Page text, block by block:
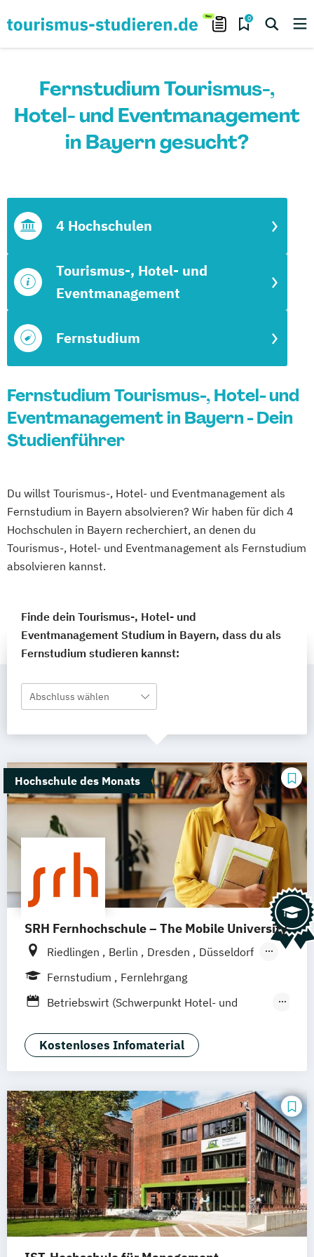
0
Fernstudium Tourismus-,
Hotel- und Eventmanagement
in Bayern gesucht?
Fernstudium
Tourismus-, Hotel- und
Eventmanagement
4 Hochschulen
Fernstudium Tourismus-, Hotel- und
Eventmanagement in Bayern - Dein
Studienführer
Du willst Tourismus-, Hotel- und Eventmanagement als
Fernstudium in Bayern absolvieren? Wir haben für dich 4
Hochschulen in Bayern recherchiert, an denen du
Tourismus-, Hotel- und Eventmanagement als Fernstudium
absolvieren kannst.
Finde dein Tourismus-, Hotel- und
Eventmanagement Studium in Bayern, dass du als
Fernstudium studieren kannst:
Abschluss wählen
Hochschule des Monats
SRH Fernhochschule – The Mobile University
Riedlingen Berlin Dresden
Düsseldorf
Hamburg
Hannover Köln
Mannheim
Wertheim Wien
Frankfurt am Main Hamm Zürich
Fernstudium
Fernlehrgang
Betriebswirt (Schwerpunkt Hotel- und
Betriebswirtschaft und Hotelmanagement
Kostenloses Infomaterial